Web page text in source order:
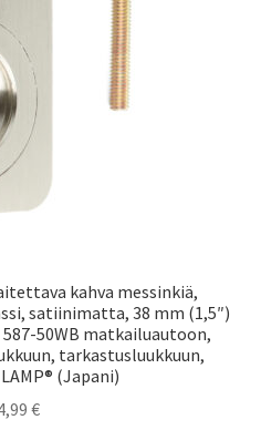
kahva messinkiä,
satiinimatta, 38 mm (1,5″)
587-50WB matkailuautoon,
tarkastusluukkuun,
(Japani)
€